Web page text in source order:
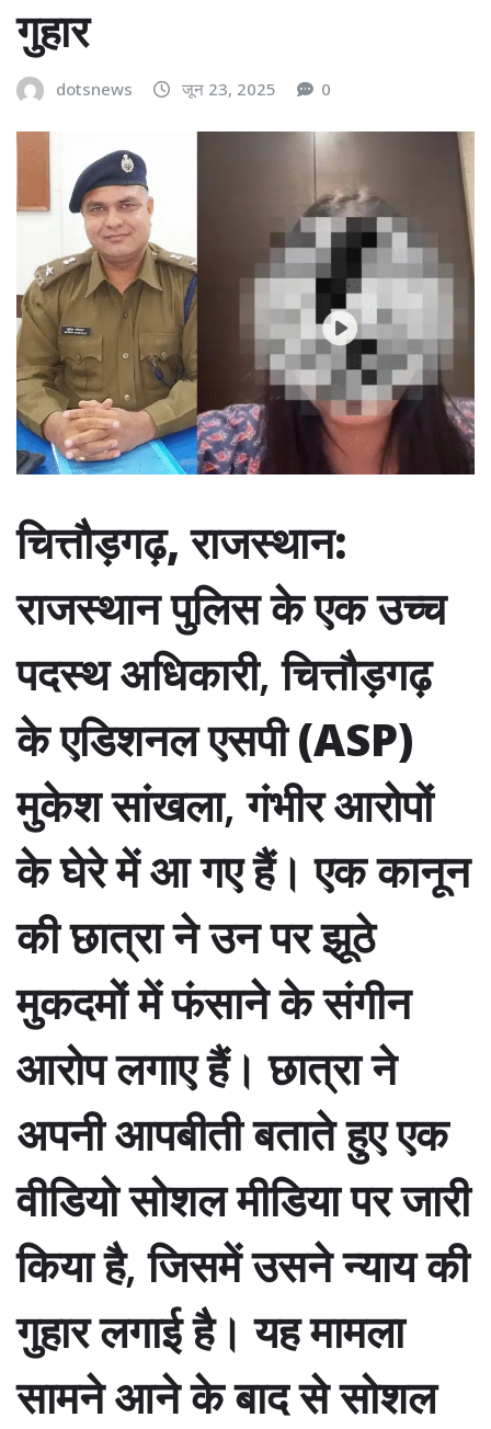
गुहार
dotsnews जून 23, 2025 0
चित्तौड़गढ़, राजस्थान:
राजस्थान पुलिस के एक उच्च
पदस्थ अधिकारी, चित्तौड़गढ़
केएडिशनल एसपी (ASP)
मुकेश सांखला, गंभीर आरोपों
के घेरे में आ गए हैं। एक कानून
की छात्रा ने उन पर झूठे
मुकदमों में फंसाने केसंगीन
आरोपलगाए हैं। छात्रा ने
अपनी आपबीती बताते हुए एक
वीडियो सोशल मीडिया पर जारी
किया है, जिसमें उसनेन्याय की
गुहारलगाई है। यह मामला
सामने आने के बाद से सोशल